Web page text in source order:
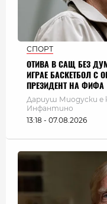
СПОРТ
ОТИВА В САЩ БЕЗ
ИГРАЕ БАСКЕТБОЛ С
ПРЕЗИДЕНТ НА ФИФА
Дариуш Миодуски е
Инфантино
13:18 - 07.08.2026